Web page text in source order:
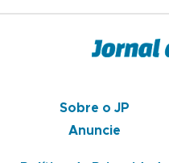
Sobre o JP
Anuncie